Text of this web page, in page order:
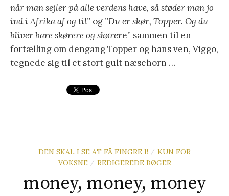
når man sejler på alle verdens have, så støder man jo
ind i Afrika af og til” og ”Du er skør, Topper. Og du
bliver bare skørere og skørere” sammen til en
fortælling om dengang Topper og hans ven, Viggo,
tegnede sig til et stort gult næsehorn …
DEN SKAL I SE AT FÅ FINGRE I! / KUN FOR
VOKSNE / REDIGEREDE BØGER
money, money, money